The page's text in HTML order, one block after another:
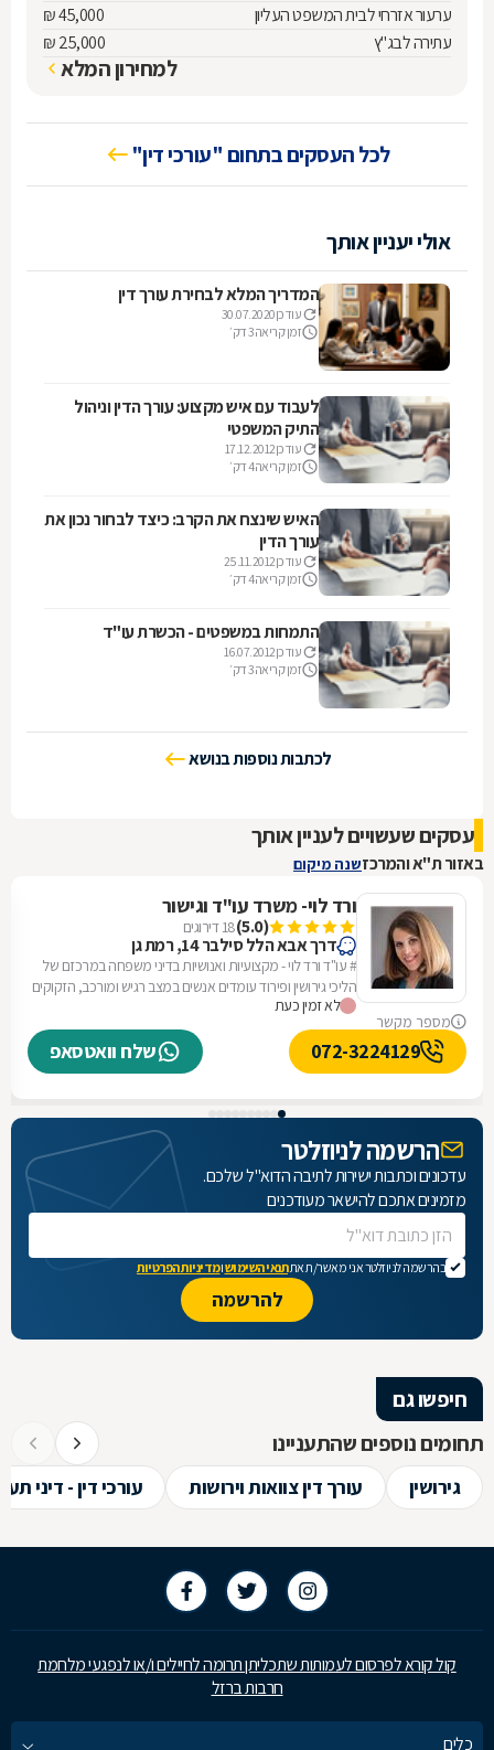
ערעור אזרחי לבית המשפט העליון
₪ 45,000
עתירה לבג"ץ
₪ 25,000
למחירון המלא
לכל העסקים בתחום "עורכי דין"
אולי יעניין אותך
המדריך המלא לבחירת עורך דין
עודכן30.07.2020
זמן קריאה3 דק׳
לעבוד עם איש מקצוע: עורך הדין וניהול
התיק המשפטי
עודכן17.12.2012
זמן קריאה4 דק׳
האיש שינצח את הקרב: כיצד לבחור נכון את
עורך הדין
עודכן25.11.2012
זמן קריאה4 דק׳
התמחות במשפטים - הכשרת עו"ד
עודכן16.07.2012
זמן קריאה3 דק׳
לכתבות נוספות בנושא
עסקים שעשויים לעניין אותך
באזור ת"א והמרכזשנה מיקום
ורד לוי- משרד עו"ד וגישור
(5.0) 18 דירוגים
דרך אבא הלל סילבר 14, רמת גן
# עו"ד ורד לוי - מקצועיות ואנושיות בדיני משפחה במרכזם של
הליכי גירושין ופירוד עומדים אנשים במצב רגיש ומורכב, הזקוקים
ליד מקצועית ומכוונת....
לא זמין כעת
מספר מקשר
072-3224129 שלח וואטסאפ
הרשמה לניוזלטר
עדכונים וכתבות ישירות לתיבה הדוא"ל שלכם.
מזמינים אתכם להישאר מעודכנים
בהרשמה לניוזלטר אני מאשר/ת אתתנאי השימושומדיניות הפרטיות
חיפשו גם
תחומים נוספים שהתעניינו
גירושין עורך דין צוואות וירושות עורכי דין - דיני
קול קורא לפרסום לעמותות שתכליתן תרומה לחיילים ו/או לנפגעי מלחמת
חרבות ברזל
כלים